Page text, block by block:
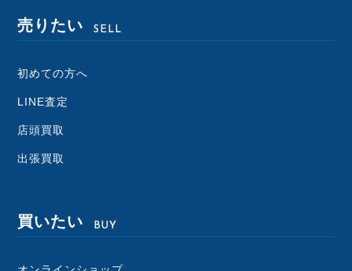
売りたい SELL
初めての方へ
LINE査定
店頭買取
出張買取
買いたい BUY